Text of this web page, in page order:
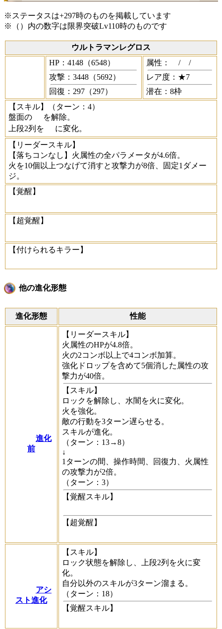
※ステータスは+297時のものを掲載しています
※（）内の数字は限界突破Lv110時のものです
ウルトラマンレグロス
HP：4148（6548）
攻撃：3448（5692）
回復：297（297）
属性： /
/
レア度：★7
潜在：8枠
【スキル】
（ターン：4）
盤面の
を解除。
上段2列を
に変化。
【リーダースキル】
【落ちコンなし】火属性の全パラメータが4.6倍。
火を10個以上つなげて消すと攻撃力が8倍、固定1ダメー
ジ。
【覚醒】
【超覚醒】
【付けられるキラー】
他の進化形態
進化形態 性能
進化
前
【リーダースキル】
火属性のHPが4.8倍。
火の2コンボ以上で4コンボ加算。
強化ドロップを含めて5個消した属性の攻
撃力が40倍。
【スキル】
ロックを解除し、水闇を火に変化。
火を強化。
敵の行動を3ターン遅らせる。
スキルが進化。
（ターン：13→8）
↓
1ターンの間、操作時間、回復力、火属性
の攻撃力が2倍。
（ターン：3）
【覚醒スキル】
【超覚醒】
アシ
スト進化
【スキル】
ロック状態を解除し、上段2列を火に変
化。
自分以外のスキルが3ターン溜まる。
（ターン：18）
【覚醒スキル】